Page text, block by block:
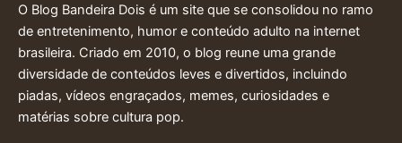
O Blog Bandeira Dois é um site que se consolidou no ramo
de entretenimento, humor e conteúdo adulto na internet
brasileira. Criado em 2010, o blog reune uma grande
diversidade de conteúdos leves e divertidos, incluindo
piadas, vídeos engraçados, memes, curiosidades e
matérias sobre cultura pop.